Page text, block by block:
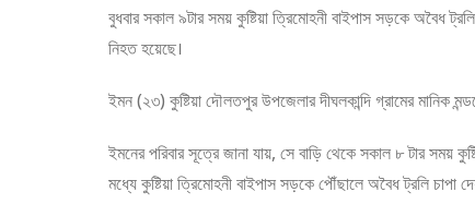
বুধবার সকাল ৯টার সময় কুষ্টিয়া ত্রিমোহনী বাইপাস সড়কে অবৈধ
নিহত হয়েছে।
ইমন (২৩) কুষ্টিয়া দৌলতপুর উপজেলার দীঘলকান্দি গ্রামের মানিক
ইমনের পরিবার সূত্রে জানা যায়, সে বাড়ি থেকে সকাল ৮ টার সময়
মধ্যে কুষ্টিয়া ত্রিমোহনী বাইপাস সড়কে পৌঁছালে অবৈধ ট্রলি চাপা